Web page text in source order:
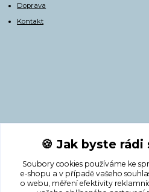
Doprava
Kontakt
Kontakty
+420 775 308 750
🍪 Jak byste
Soubory cookies používáme ke
e-shopu a v případě vašeho
o webu, měření efektivity